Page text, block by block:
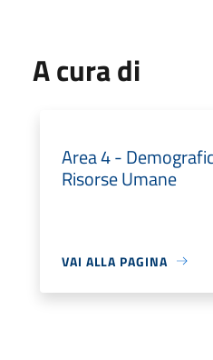
A cura di
Area 4 -
Risorse Umane
VAI ALLA PAGINA